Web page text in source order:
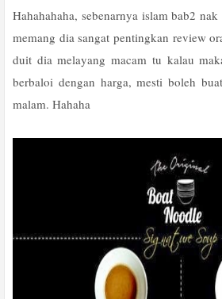
Hahahahaha, sebenarnya islam bab2
memang dia sangat pentingkan review
duit dia melayang macam tu kalau
berbaloi dengan harga, mesti boleh
malam. Hahaha